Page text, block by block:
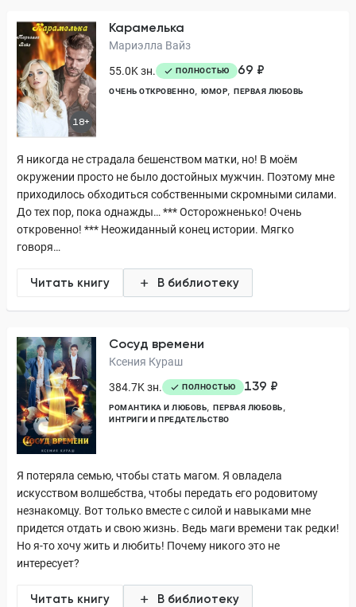
18+
Карамелька
Мариэлла Вайз
55.0K зн.
ПОЛНОСТЬЮ 69 ₽
ОЧЕНЬ ОТКРОВЕННО ЮМОР ПЕРВАЯ ЛЮБОВЬ
Я никогда не страдала бешенством матки, но! В моём
окружении просто не было достойных мужчин. Поэтому мне
приходилось обходиться собственными скромными силами.
До тех пор, пока однажды… *** Осторожненько! Очень
откровенно! *** Неожиданный конец истории. Мягко
говоря…
Читать книгу В библиотеку
Сосуд времени
Ксения Кураш
384.7K зн.
ПОЛНОСТЬЮ 139 ₽
РОМАНТИКА И ЛЮБОВЬ
ПЕРВАЯ ЛЮБОВЬ
ИНТРИГИ И ПРЕДАТЕЛЬСТВО
Я потеряла семью, чтобы стать магом. Я овладела
искусством волшебства, чтобы передать его родовитому
незнакомцу. Вот только вместе с силой и навыками мне
придется отдать и свою жизнь. Ведь маги времени так редки!
Но я-то хочу жить и любить! Почему никого это не
интересует?
Читать книгу В библиотеку